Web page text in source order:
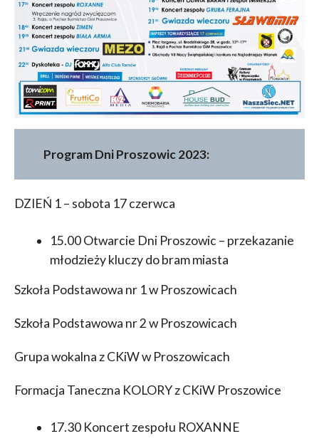
Program Dni Proszowic 2023:
DZIEŃ 1 – sobota 17 czerwca
15.00 Otwarcie Dni Proszowic – przekazanie
młodzieży kluczy do bram miasta
Szkoła Podstawowa nr 1 w Proszowicach
Szkoła Podstawowa nr 2 w Proszowicach
Grupa wokalna z CKiW w Proszowicach
Formacja Taneczna KOLORY z CKiW Proszowice
17.30 Koncert zespołu ROXANNE